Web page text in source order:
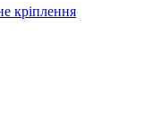
кріплення